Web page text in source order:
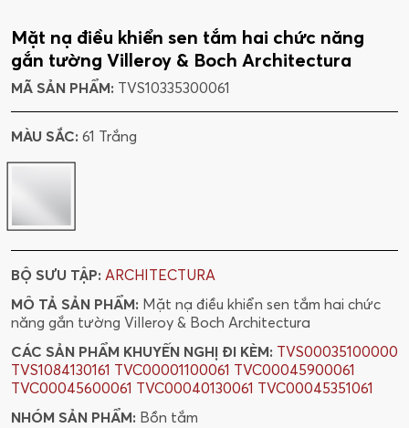
Mặt nạ điều khiển sen tắm hai chức năng
gắn tường Villeroy & Boch Architectura
MÃ SẢN PHẨM: TVS10335300061
MÀU SẮC: 61 Trắng
BỘ SƯU TẬP: ARCHITECTURA
MÔ TẢ SẢN PHẨM: Mặt nạ điều khiển sen tắm hai chức
năng gắn tường Villeroy & Boch Architectura
CÁC SẢN PHẨM KHUYẾN NGHỊ ĐI KÈM: TVS00035100000
TVS1084130161 TVC00001100061 TVC00045900061
TVC00045600061 TVC00040130061 TVC00045351061
NHÓM SẢN PHẨM: Bồn tắm